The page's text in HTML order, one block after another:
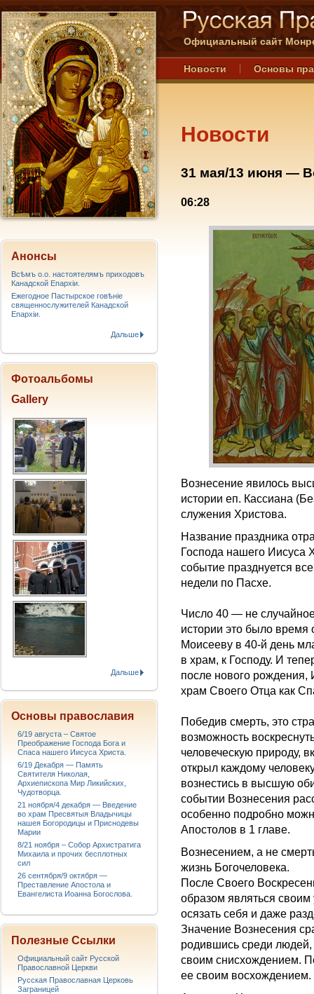
Официальный сайт
Новости Основы
Новости
31 мая/13 июня —
06:28
Вознесение явилось
истории еп. Кассиана
служения Христова.
Название праздника
Господа нашего Иисуса
событие празднуется
недели по Пасхе.
Число 40 — не
истории это было время
Моисееву в 40-й день
в храм, к Господу. И
после нового
храм Своего Отца как
Победив смерть, это
возможность
человеческую природу,
открыл каждому
вознестись в высшую
событии Вознесения
особенно подробно
Апостолов в 1 главе.
Вознесением, а не
жизнь Богочеловека.
После Своего
образом являться
осязать себя и даже
Значение Вознесения
родившись среди людей,
своим снисхождением.
ее своим восхождением.
Анонсы
Всѣмъ о.о. настоятелямъ приходовъ
Канадской Епархiи.
Ежегодное Пастырское говѣніе
священнослужителей Канадской
Епархіи.
Дальше
Фотоальбомы
Gallery
Дальше
Основы православия
6/19 августа – Святое
Преображение Господа Бога и
Спаса нашего Иисуса Христа.
6/19 Декабря — Память
Святителя Николая,
Архиепископа Мир Ликийских,
Чудотворца.
21 ноября/4 декабря — Введение
во храм Пресвятыя Владычицы
нашея Богородицы и Приснодевы
Марии
8/21 ноября – Собор Архистратига
Михаила и прочих бесплотных
сил
26 сентября/9 октября —
Преставление Апостола и
Евангелиста Иоанна Богослова.
Полезные Ссылки
Официальный сайт Русской
Православной Церкви
Русская Православная Церковь
Заграницей